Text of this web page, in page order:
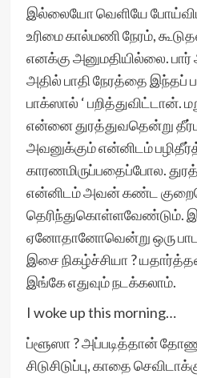
இல்லையோ வெளியே
உரிமை கால்மணி நேரம்,
எனக்கு அனுமதியில்லை.
அதில் பாதி நேரத்தை இந்தப்
பாக்ஸால் ‘ பறித்துவிட்டான்.
என்னை துரத்துவதென்று
அவனுக்கும் என்னிடம்
காரணமிருப்பதைப்போல.
என்னிடம் அவன் கண்ட
தெரிந்துகொள்ளவேண்டும்.
ஏனோதானோவென்று ஒரு
இசை நிகழ்ச்சியா ?
இங்கே எதுவும் நடக்கலாம்.
I woke up this morning…
ப்ளூஸா ? அப்படித்தான்
சிடுசிடுப்பு, காதை